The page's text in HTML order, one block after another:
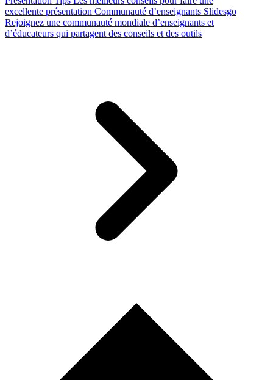
excellente présentation Communauté d’enseignants Slidesgo
Rejoignez une communauté mondiale d’enseignants et
d’éducateurs qui partagent des conseils et des outils